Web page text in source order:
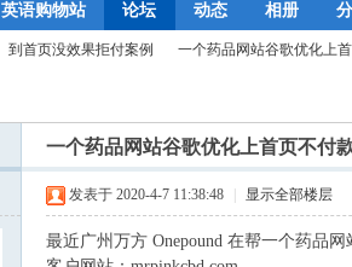
英语购物站 论坛 动态 相册
到首页没效果拒付案例
›
一个药品网站谷歌优化上
一个药品网站谷歌优化上首页不付
发表于 2020-4-7 11:38:48 显示全部楼层
最近广州万方 Onepound 在帮一个药品